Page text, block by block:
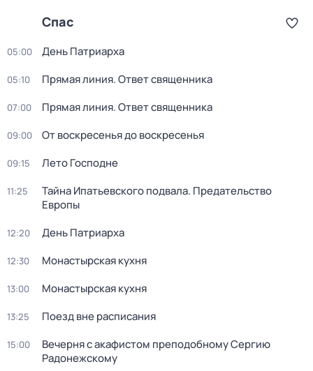
Спас
05:00 Дeнь Патриаpха
05:10 Прямая линия. Ответ священника
07:00 Прямая линия. Ответ священника
09:00 От воскресенья до воскресенья
09:15 Лето Господне
11:25
Тайна Ипатьевского подвала. Предательство
Европы
12:20 Дeнь Патриаpха
12:30 Монастырская кухня
13:00 Монастырская кухня
13:25 Поезд вне расписания
15:00
Вечерня с акафистом преподобному Сергию
Радонежскому